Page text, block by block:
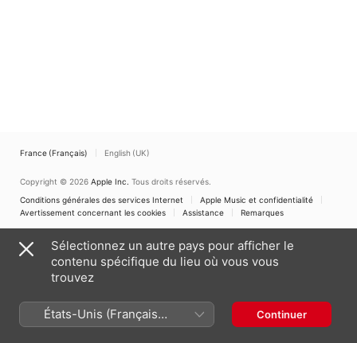
France (Français) English (UK)
Copyright © 2026 Apple Inc. Tous droits réservés.
Conditions générales des services Internet
Apple Music et confidentialité
Avertissement concernant les cookies
Assistance Remarques
Sélectionnez un autre pays pour afficher le
contenu spécifique du lieu où vous vous
trouvez
États-Unis (Français
France)
Continuer